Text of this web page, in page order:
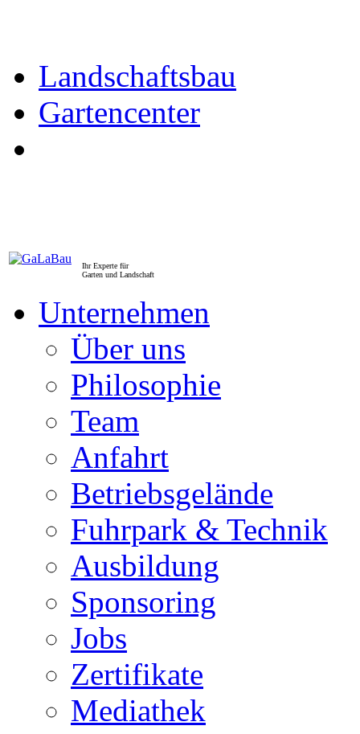
Landschaftsbau
Gartencenter
Ihr Experte für
Garten und Landschaft
Unternehmen
Über uns
Philosophie
Team
Anfahrt
Betriebsgelände
Fuhrpark & Technik
Ausbildung
Sponsoring
Jobs
Zertifikate
Mediathek